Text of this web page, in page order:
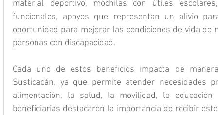
material deportivo, mochilas con útiles
funcionales, apoyos que representan un alivio
oportunidad para mejorar las condiciones de vida de
personas con discapacidad.
Cada uno de estos beneficios impacta de
Susticacán, ya que permite atender necesidades
alimentación, la salud, la movilidad, la
beneficiarias destacaron la importancia de recibir